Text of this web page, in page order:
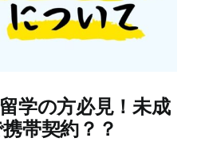
学の方必見！未成
帯契約？？